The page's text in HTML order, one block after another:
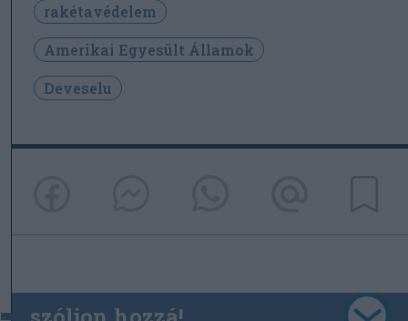
rakétavédelem
Amerikai Egyesült Államok
Deveselu